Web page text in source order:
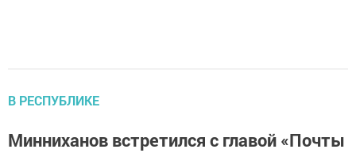
В РЕСПУБЛИКЕ
Минниханов встретился с главой «Почты